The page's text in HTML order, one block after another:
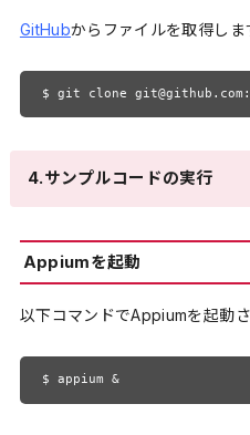
GitHubからファイルを取得しま
$ git clone
4.サンプルコードの実行
Appiumを起動
以下コマンドでAppiumを起動さ
$ appium &